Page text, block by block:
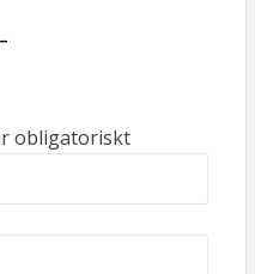
obligatoriskt